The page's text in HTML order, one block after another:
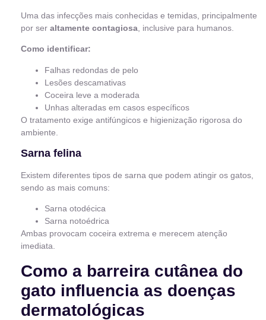
Uma das infecções mais conhecidas e temidas, principalmente
por ser altamente contagiosa , inclusive para humanos.
Como identificar:
Falhas redondas de pelo
Lesões descamativas
Coceira leve a moderada
Unhas alteradas em casos específicos
O tratamento exige antifúngicos e higienização rigorosa do
ambiente.
Sarna felina
Existem diferentes tipos de sarna que podem atingir os gatos,
sendo as mais comuns:
Sarna otodécica
Sarna notoédrica
Ambas provocam coceira extrema e merecem atenção
imediata.
Como a barreira cutânea do
gato influencia as doenças
dermatológicas